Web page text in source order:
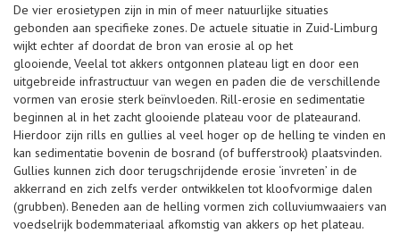
De vier erosietypen zijn in min of meer natuurlijke situaties
gebonden aan specifieke zones. De actuele situatie in Zuid-Limburg
wijkt echter af doordat de bron van erosie al op het
glooiende, Veelal tot akkers ontgonnen plateau ligt en door een
uitgebreide infrastructuur van wegen en paden die de verschillende
vormen van erosie sterk beïnvloeden. Rill-erosie en sedimentatie
beginnen al in het zacht glooiende plateau voor de plateaurand.
Hierdoor zijn rills en gullies al veel hoger op de helling te vinden en
kan sedimentatie bovenin de bosrand (of bufferstrook) plaatsvinden.
Gullies kunnen zich door terugschrijdende erosie ‘invreten’ in de
akkerrand en zich zelfs verder ontwikkelen tot kloofvormige dalen
(grubben). Beneden aan de helling vormen zich colluviumwaaiers van
voedselrijk bodemmateriaal afkomstig van akkers op het plateau.